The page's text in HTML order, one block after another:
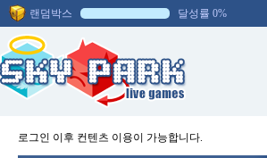
랜덤박스 달성률 0%
로그인 이후 컨텐츠 이용이 가능합니다.
세니
ㄷㄷㄷㄷㄷㄷㄷ
세니
비상금
정근 저도 가보고싶어예
세니 다끄내라 정근스
세니
내가 먼저
1인당 4만원인가 45000인가 그랬는데
당랑권마스터 대게 무한리필